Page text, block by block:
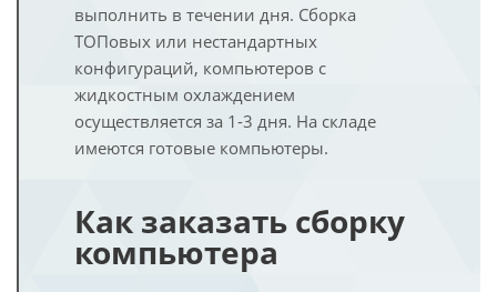
выполнить в течении дня. Сборка
ТОПовых или нестандартных
конфигураций, компьютеров с
жидкостным охлаждением
осуществляется за 1-3 дня. На складе
имеются готовые компьютеры.
Как заказать сборку
компьютера